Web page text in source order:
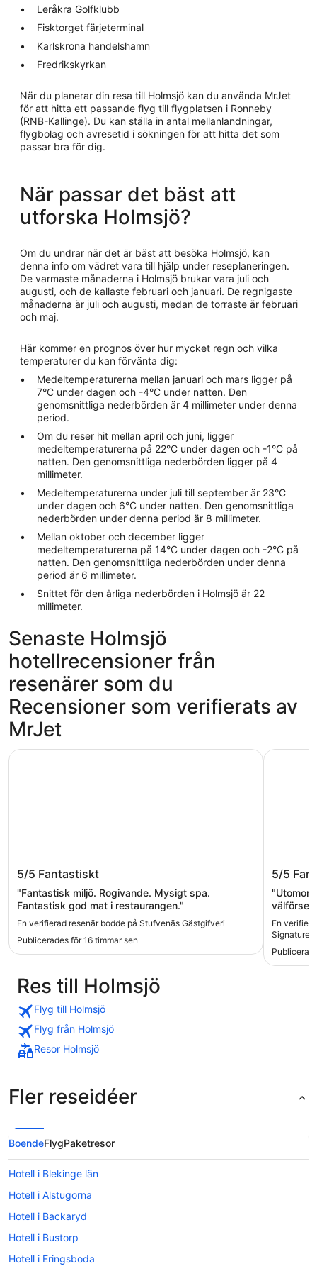
Leråkra Golfklubb
Fisktorget färjeterminal
Karlskrona handelshamn
Fredrikskyrkan
När du planerar din resa till Holmsjö kan du använda MrJet
för att hitta ett passande flyg till flygplatsen i Ronneby
(RNB-Kallinge). Du kan ställa in antal mellanlandningar,
flygbolag och avresetid i sökningen för att hitta det som
passar bra för dig.
När passar det bäst att
utforska Holmsjö?
Om du undrar när det är bäst att besöka Holmsjö, kan
denna info om vädret vara till hjälp under reseplaneringen.
De varmaste månaderna i Holmsjö brukar vara juli och
augusti, och de kallaste februari och januari. De regnigaste
månaderna är juli och augusti, medan de torraste är februari
och maj.
Här kommer en prognos över hur mycket regn och vilka
temperaturer du kan förvänta dig:
Medeltemperaturerna mellan januari och mars ligger på
7°C under dagen och -4°C under natten. Den
genomsnittliga nederbörden är 4 millimeter under denna
period.
Om du reser hit mellan april och juni, ligger
medeltemperaturerna på 22°C under dagen och -1°C på
natten. Den genomsnittliga nederbörden ligger på 4
millimeter.
Medeltemperaturerna under juli till september är 23°C
under dagen och 6°C under natten. Den genomsnittliga
nederbörden under denna period är 8 millimeter.
Mellan oktober och december ligger
medeltemperaturerna på 14°C under dagen och -2°C på
natten. Den genomsnittliga nederbörden under denna
period är 6 millimeter.
Snittet för den årliga nederbörden i Holmsjö är 22
millimeter.
Senaste Holmsjö
hotellrecensioner från
resenärer som du
Recensioner som verifierats av
MrJet
Stufvenäs Gästgifveri
5/5 Fantastiskt
"Fantastisk miljö. Rogivande. Mysigt spa.
Fantastisk god mat i restaurangen."
En verifierad resenär bodde på Stufvenäs Gästgifveri
Publicerades för 16 timmar sen
Stufvenäs Gästgifveri
5/5
En
Signature
Res till Holmsjö
Flyg till Holmsjö
Flyg från Holmsjö
Resor Holmsjö
Fler reseidéer
BoendeFlygPaketresor
Hotell i Blekinge län
Hotell i Alstugorna
Hotell i Backaryd
Hotell i Bustorp
Hotell i Eringsboda